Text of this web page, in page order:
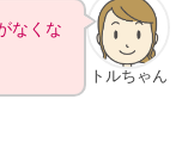
トルちゃん
なくな